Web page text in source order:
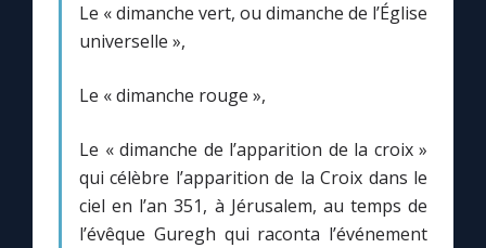
L'Évangile chaque jour
Les premiers samedis du mois
Marie qui défait les nœuds
Me consacrer à Jésus par Marie
Le « dimanche vert, ou dimanche de l’Église
universelle »,
Le « dimanche rouge »,
Le « dimanche de l’apparition de la croix »
qui célèbre l’apparition de la Croix dans le
ciel en l’an 351, à Jérusalem, au temps de
l’évêque Guregh qui raconta l’événement